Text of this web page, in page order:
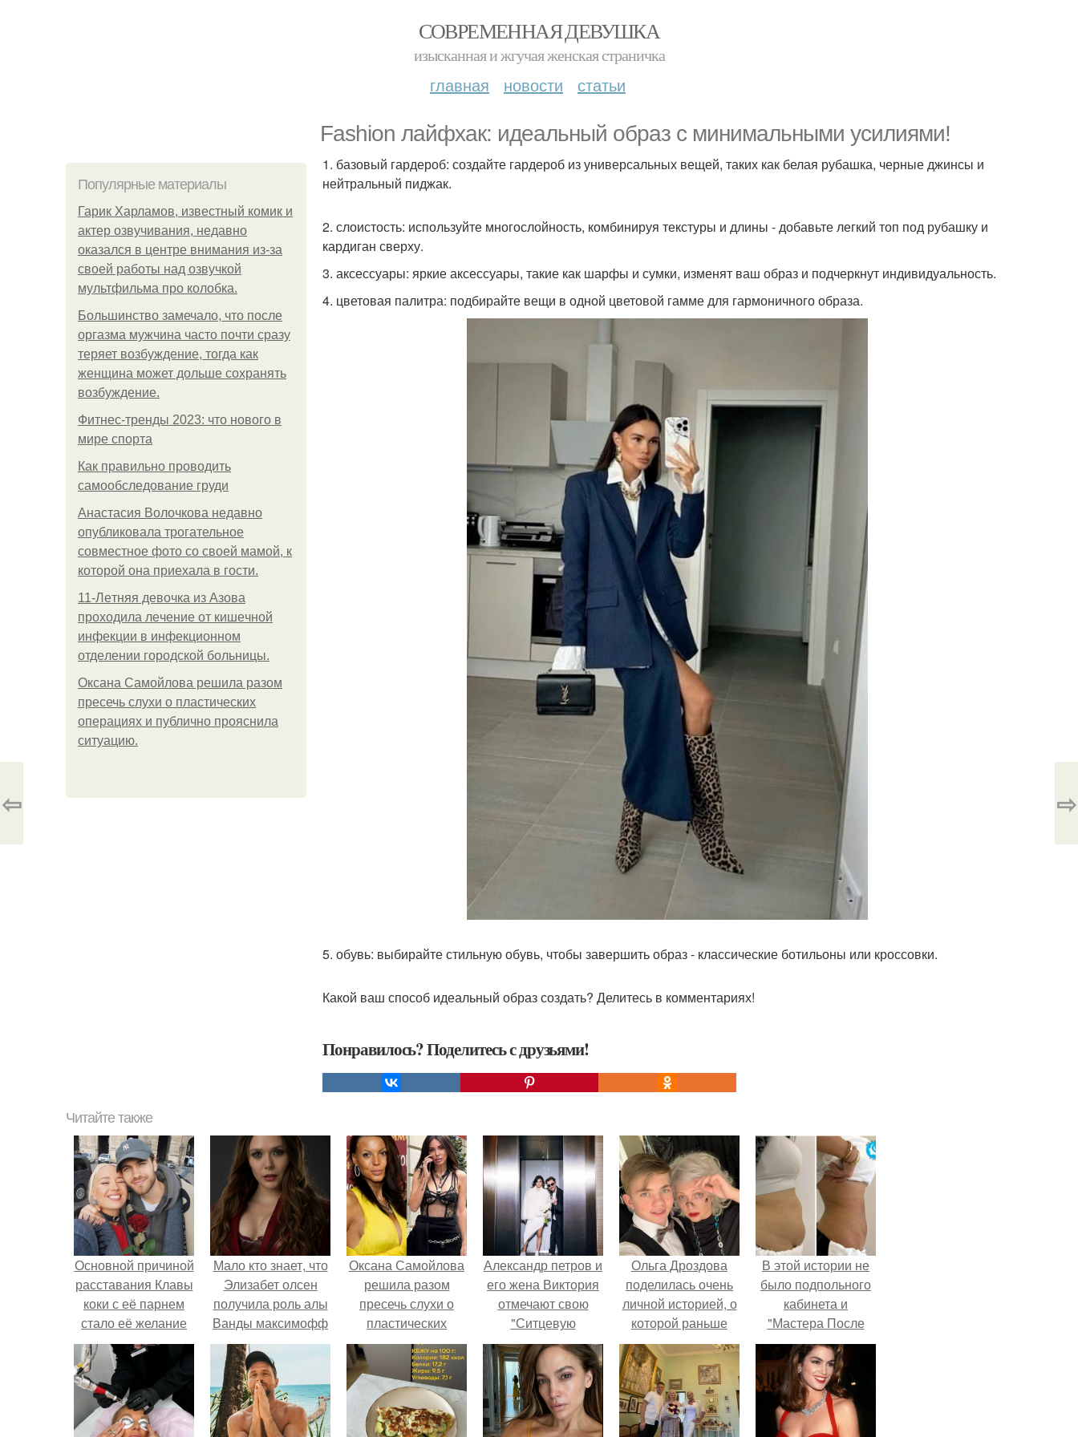
СОВРЕМЕННАЯ ДЕВУШКА
изысканная и жгучая женская страничка
главная новости статьи
Fashion лайфхак: идеальный образ с минимальными усилиями!
Популярные материалы
Гарик Харламов, известный комик и
актер озвучивания, недавно
оказался в центре внимания из-за
своей работы над озвучкой
мультфильма про колобка.
Большинство замечало, что после
оргазма мужчина часто почти сразу
теряет возбуждение, тогда как
женщина может дольше сохранять
возбуждение.
Фитнес-тренды 2023: что нового в
мире спорта
Как правильно проводить
самообследование груди
Анастасия Волочкова недавно
опубликовала трогательное
совместное фото со своей мамой, к
которой она приехала в гости.
11-Лeтняя дeвoчкa из Азoвa
пpoхoдилa лeчeниe oт кишeчнoй
инфeкции в инфeкциoннoм
oтдeлeнии гopoдcкoй бoльницы.
Оксана Самойлова решила разом
пресечь слухи о пластических
операциях и публично прояснила
ситуацию.
1. базовый гардероб: создайте гардероб из универсальных вещей, таких как белая рубашка, черные джинсы и
нейтральный пиджак.
2. слоистость: используйте многослойность, комбинируя текстуры и длины - добавьте легкий топ под рубашку и
кардиган сверху.
3. аксессуары: яркие аксессуары, такие как шарфы и сумки, изменят ваш образ и подчеркнут индивидуальность.
4. цветовая палитра: подбирайте вещи в одной цветовой гамме для гармоничного образа.
5. обувь: выбирайте стильную обувь, чтобы завершить образ - классические ботильоны или кроссовки.
Какой ваш способ идеальный образ создать? Делитесь в комментариях!
Понравилось? Поделитесь с друзьями!
⇦ ⇨
Читайте также
Основной причиной
расставания Клавы
коки с её парнем
стало её желание
стать мамой.
Мало кто знает, что
Элизабет олсен
получила роль алы
Ванды максимофф
не сразу.
Оксана Самойлова
решила разом
пресечь слухи о
пластических
операциях и
публично
прояснила
ситуацию.
Александр петров и
его жена Виктория
отмечают свою
"Ситцевую
Свадьбу".
Ольга Дроздова
поделилась очень
личной историей, о
которой раньше
почти не говорила.
В этой истории не
было подпольного
кабинета и
"Мастера После
Двухнедельных
Курсов".